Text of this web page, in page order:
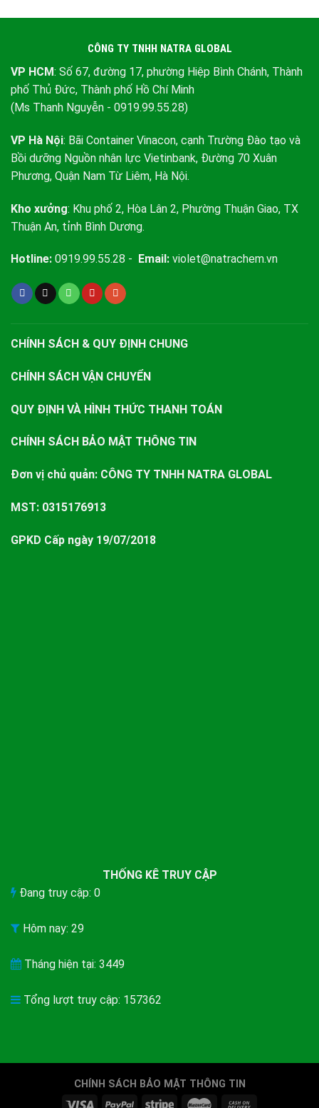
CÔNG TY TNHH NATRA GLOBAL
VP HCM: Số 67, đường 17, phường Hiệp Bình Chánh, Thành
phố Thủ Đức, Thành phố Hồ Chí Minh
(Ms Thanh Nguyễn - 0919.99.55.28)
VP Hà Nội: Bãi Container Vinacon, cạnh Trường Đào tạo và
Bồi dưỡng Nguồn nhân lực Vietinbank, Đường 70 Xuân
Phương, Quận Nam Từ Liêm, Hà Nội.
Kho xưởng: Khu phố 2, Hòa Lân 2, Phường Thuận Giao, TX
Thuận An, tỉnh Bình Dương.
Hotline: 0919.99.55.28 - Email: violet@natrachem.vn
CHÍNH SÁCH & QUY ĐỊNH CHUNG
CHÍNH SÁCH VẬN CHUYỂN
QUY ĐỊNH VÀ HÌNH THỨC THANH TOÁN
CHÍNH SÁCH BẢO MẬT THÔNG TIN
Đơn vị chủ quản: CÔNG TY TNHH NATRA GLOBAL
MST: 0315176913
GPKD Cấp ngày 19/07/2018
THỐNG KÊ TRUY CẬP
Đang truy cập: 0
Hôm nay: 29
Tháng hiện tại: 3449
Tổng lượt truy cập: 157362
CHÍNH SÁCH BẢO MẬT THÔNG TIN